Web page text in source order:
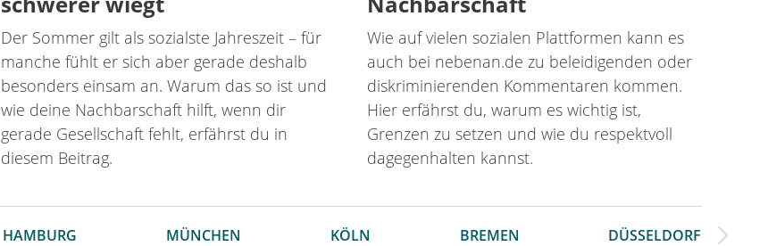
Der Sommer gilt als sozialste Jahreszeit – für
manche fühlt er sich aber gerade deshalb
besonders einsam an. Warum das so ist und
wie deine Nachbarschaft hilft, wenn dir
gerade Gesellschaft fehlt, erfährst du in
diesem Beitrag.
Wie auf vielen sozialen Plattformen kann es
auch bei nebenan.de zu beleidigenden oder
diskriminierenden Kommentaren kommen.
Hier erfährst du, warum es wichtig ist,
Grenzen zu setzen und wie du respektvoll
dagegenhalten kannst.
HAMBURG MÜNCHEN KÖLN BREMEN DÜSSELDORF